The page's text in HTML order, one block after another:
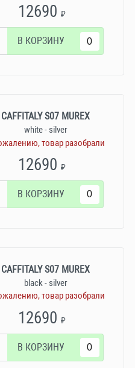
12690₽
В КОРЗИНУ
CAFFITALY S07 MUREX
white - silver
товар разобрали
12690₽
В КОРЗИНУ
CAFFITALY S07 MUREX
black - silver
товар разобрали
12690₽
В КОРЗИНУ